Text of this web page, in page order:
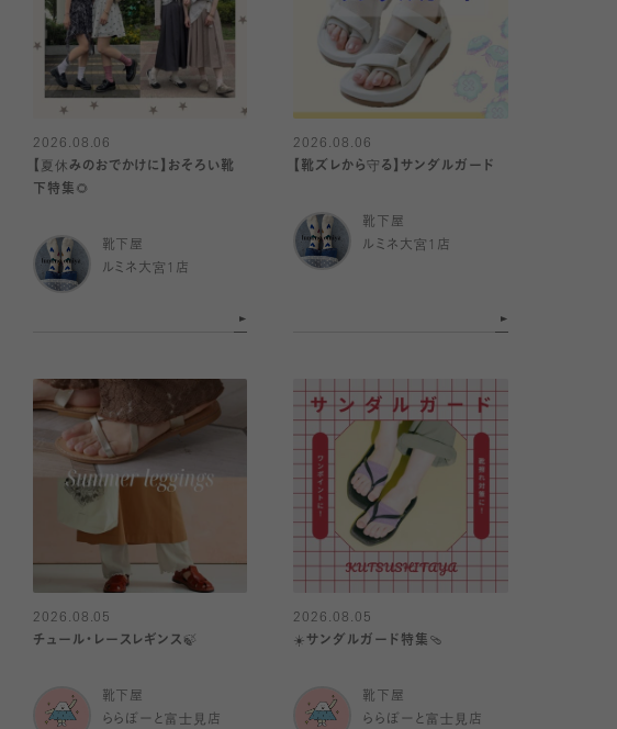
2026.08.06
【夏休みのおでかけに】おそろい靴
下特集🌻
靴下屋
ルミネ大宮1店
2026.08.06
【靴ズレから守る】サンダルガード
靴下屋
ルミネ大宮1店
2026.08.05
チュール・レースレギンス🍃
靴下屋
ららぽーと富士見店
2026.08.05
☀️サンダルガード特集🩴
靴下屋
ららぽーと富士見店